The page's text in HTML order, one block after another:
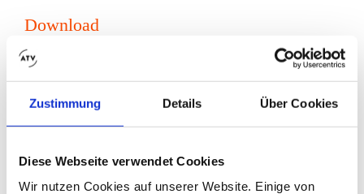
Zustimmung Details Über Cookies
Diese Webseite verwendet Cookies
Wir nutzen Cookies auf unserer Website. Einige von
Download
Hier finden Sie alle relevanten Infos kompakt in einem
Folder.
> Download-Flyer:
ATV-Flyer_Digital
Transformation Management